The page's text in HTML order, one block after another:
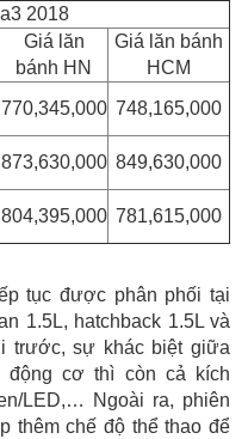
2018
Giá lăn
bánh HN
Giá lăn bánh
HCM
770,345,000 748,165,000
873,630,000 849,630,000
804,395,000 781,615,000
tục được phân phối tại
1.5L, hatchback 1.5L và
trước, sự khác biệt giữa
động cơ thì còn cả kích
LED,… Ngoài ra, phiên
thêm chế độ thể thao để